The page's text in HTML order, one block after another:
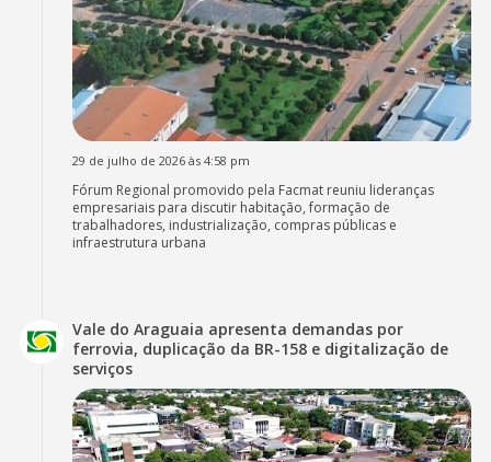
29 de julho de 2026 às 4:58 pm
Fórum Regional promovido pela Facmat reuniu lideranças
empresariais para discutir habitação, formação de
trabalhadores, industrialização, compras públicas e
infraestrutura urbana
Vale do Araguaia apresenta demandas por
ferrovia, duplicação da BR-158 e digitalização de
serviços